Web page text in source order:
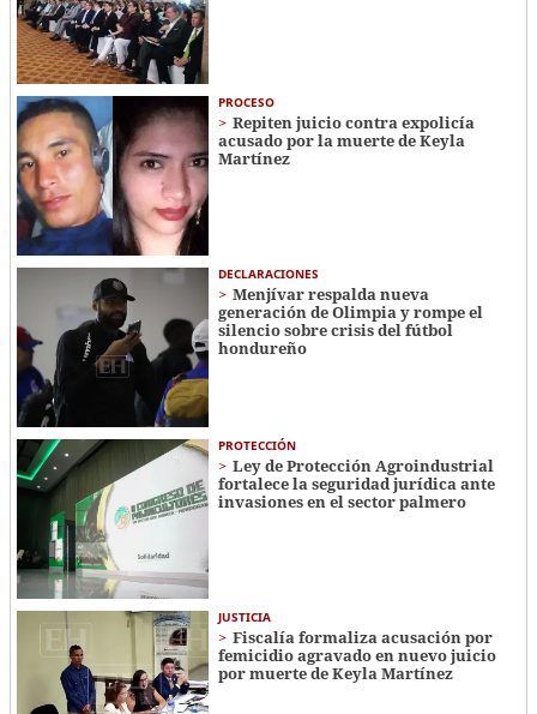
PROCESO
Repiten juicio contra expolicía
acusado por la muerte de Keyla
Martínez
DECLARACIONES
Menjívar respalda nueva
generación de Olimpia y rompe el
silencio sobre crisis del fútbol
hondureño
PROTECCIÓN
Ley de Protección Agroindustrial
fortalece la seguridad jurídica ante
invasiones en el sector palmero
JUSTICIA
Fiscalía formaliza acusación por
femicidio agravado en nuevo juicio
por muerte de Keyla Martínez